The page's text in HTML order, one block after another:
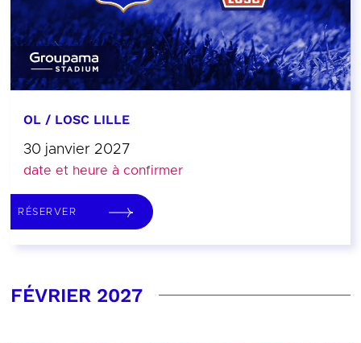
OL / LOSC LILLE
30 janvier 2027
date et heure à confirmer
RÉSERVER
FÉVRIER 2027